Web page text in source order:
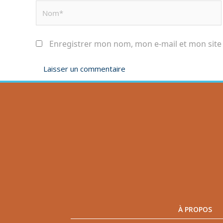
Enregistrer mon nom, mon e-mail et mon
À PROPOS